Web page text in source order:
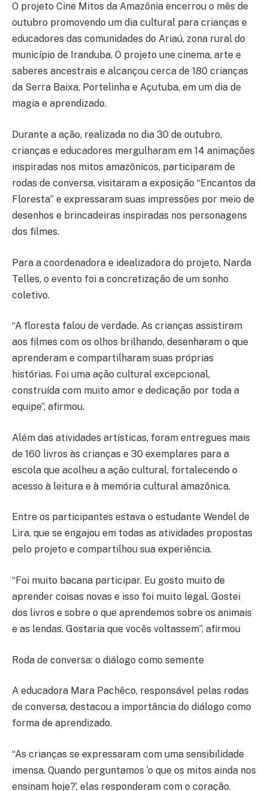
O projeto Cine Mitos da Amazônia encerrou o mês de
outubro promovendo um dia cultural para crianças e
educadores das comunidades do Ariaú, zona rural do
município de Iranduba. O projeto une cinema, arte e
saberes ancestrais e alcançou cerca de 180 crianças
da Serra Baixa, Portelinha e Açutuba, em um dia de
magia e aprendizado.
Durante a ação, realizada no dia 30 de outubro,
crianças e educadores mergulharam em 14 animações
inspiradas nos mitos amazônicos, participaram de
rodas de conversa, visitaram a exposição “Encantos da
Floresta” e expressaram suas impressões por meio de
desenhos e brincadeiras inspiradas nos personagens
dos filmes.
Para a coordenadora e idealizadora do projeto, Narda
Telles, o evento foi a concretização de um sonho
coletivo.
“A floresta falou de verdade. As crianças assistiram
aos filmes com os olhos brilhando, desenharam o que
aprenderam e compartilharam suas próprias
histórias. Foi uma ação cultural excepcional,
construída com muito amor e dedicação por toda a
equipe”, afirmou.
Além das atividades artísticas, foram entregues mais
de 160 livros às crianças e 30 exemplares para a
escola que acolheu a ação cultural, fortalecendo o
acesso à leitura e à memória cultural amazônica.
Entre os participantes estava o estudante Wendel de
Lira, que se engajou em todas as atividades propostas
pelo projeto e compartilhou sua experiência.
“Foi muito bacana participar. Eu gosto muito de
aprender coisas novas e isso foi muito legal. Gostei
dos livros e sobre o que aprendemos sobre os animais
e as lendas. Gostaria que vocês voltassem”, afirmou
Roda de conversa: o diálogo como semente
A educadora Mara Pachêco, responsável pelas rodas
de conversa, destacou a importância do diálogo como
forma de aprendizado.
“As crianças se expressaram com uma sensibilidade
imensa. Quando perguntamos ‘o que os mitos ainda nos
ensinam hoje?’, elas responderam com o coração.